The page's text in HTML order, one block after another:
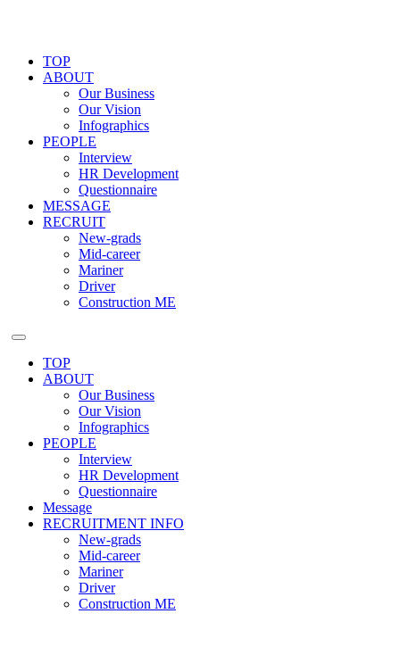
TOP
ABOUT
Our Business
Our Vision
Infographics
PEOPLE
Interview
HR Development
Questionnaire
MESSAGE
RECRUIT
New-grads
Mid-career
Mariner
Driver
Construction ME
TOP
ABOUT
Our Business
Our Vision
Infographics
PEOPLE
Interview
HR Development
Questionnaire
Message
RECRUITMENT INFO
New-grads
Mid-career
Mariner
Driver
Construction ME